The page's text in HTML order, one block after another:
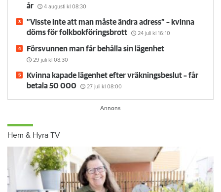
år
4 augusti kl 08:30
”Visste inte att man måste ändra adress” – kvinna
döms för folkbokföringsbrott
24 juli kl 16:10
Försvunnen man får behålla sin lägenhet
29 juli kl 08:30
Kvinna kapade lägenhet efter vräkningsbeslut – får
betala 50 000
27 juli kl 08:00
Hem & Hyra TV